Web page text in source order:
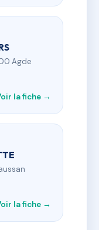
Agde
la fiche →
la fiche →